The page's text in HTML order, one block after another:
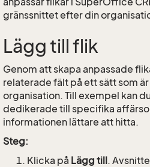
gränssnittet efter din
Lägg till flik
Genom att skapa anpassade
relaterade fält på ett sätt som
organisation. Till exempel kan
dedikerade till specifika
informationen lättare att hitta.
Steg:
Klicka på Lägg till.